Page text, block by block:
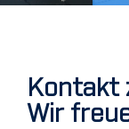
Kontakt
Wir